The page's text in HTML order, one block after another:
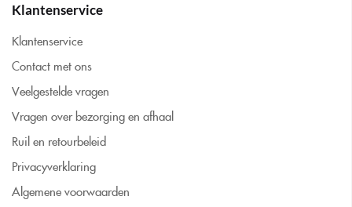
Klantenservice
Klantenservice
Contact met ons
Veelgestelde vragen
Vragen over bezorging en afhaal
Ruil en retourbeleid
Privacyverklaring
Algemene voorwaarden